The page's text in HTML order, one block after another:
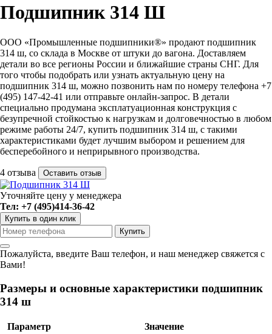
Подшипник 314 Ш
ООО «Промышленные подшипники®» продают подшипник
314 ш, со склада в Москве от штуки до вагона. Доставляем
детали во все регионы России и ближайшие страны СНГ. Для
того чтобы подобрать или узнать актуальную цену на
подшипник 314 ш, можно позвонить нам по номеру телефона +7
(495) 147-42-41 или отправьте онлайн-запрос. В детали
специально продумана эксплатуационная конструкция с
безупречной стойкостью к нагрузкам и долговечностью в любом
режиме работы 24/7, купить подшипник 314 ш, с такими
характеристиками будет лучшим выбором и решением для
бесперебойного и неприрывного производства.
4 отзыва Оставить отзыв
Уточняйте цену у менеджера
Тел: +7 (495)414-36-42
Купить в один клик
Пожалуйста, введите Ваш телефон, и наш менеджер свяжется с
Вами!
Размеры и основные характеристики подшипник
314 ш
Параметр Значение